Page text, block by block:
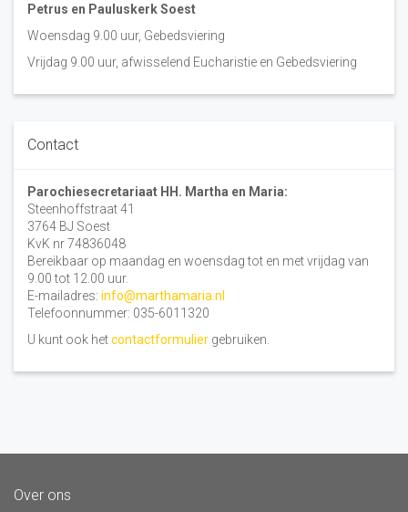
Petrus en Pauluskerk Soest
Woensdag 9.00 uur, Gebedsviering
Vrijdag 9.00 uur, afwisselend Eucharistie en Gebedsviering
Contact
Parochiesecretariaat HH. Martha en Maria:
Steenhoffstraat 41
3764 BJ Soest
KvK nr 74836048
Bereikbaar op maandag en woensdag tot en met vrijdag van
9.00 tot 12.00 uur.
E-mailadres: info@marthamaria.nl
Telefoonnummer: 035-6011320
U kunt ook hetcontactformulier gebruiken.
Over ons